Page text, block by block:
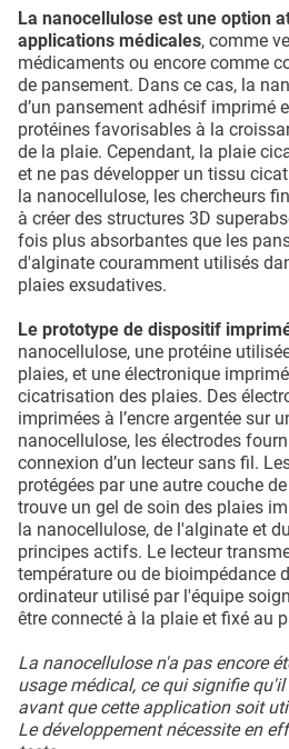
La nanocellulose est une option
applications médicales, comme
médicaments ou encore comme
de pansement. Dans ce cas, la
d’un pansement adhésif imprimé
protéines favorisables à la
de la plaie. Cependant, la plaie
et ne pas développer un tissu
la nanocellulose, les chercheurs
à créer des structures 3D
fois plus absorbantes que les
d'alginate couramment utilisés
plaies exsudatives.
Le prototype de dispositif
nanocellulose, une protéine
plaies, et une électronique
cicatrisation des plaies. Des
imprimées à l’encre argentée sur
nanocellulose, les électrodes
connexion d’un lecteur sans fil.
protégées par une autre couche
trouve un gel de soin des plaies
la nanocellulose, de l'alginate et
principes actifs. Le lecteur
température ou de bioimpédance
ordinateur utilisé par l'équipe
être connecté à la plaie et fixé au
La nanocellulose n'a pas encore
usage médical, ce qui signifie
avant que cette application soit
Le développement nécessite en